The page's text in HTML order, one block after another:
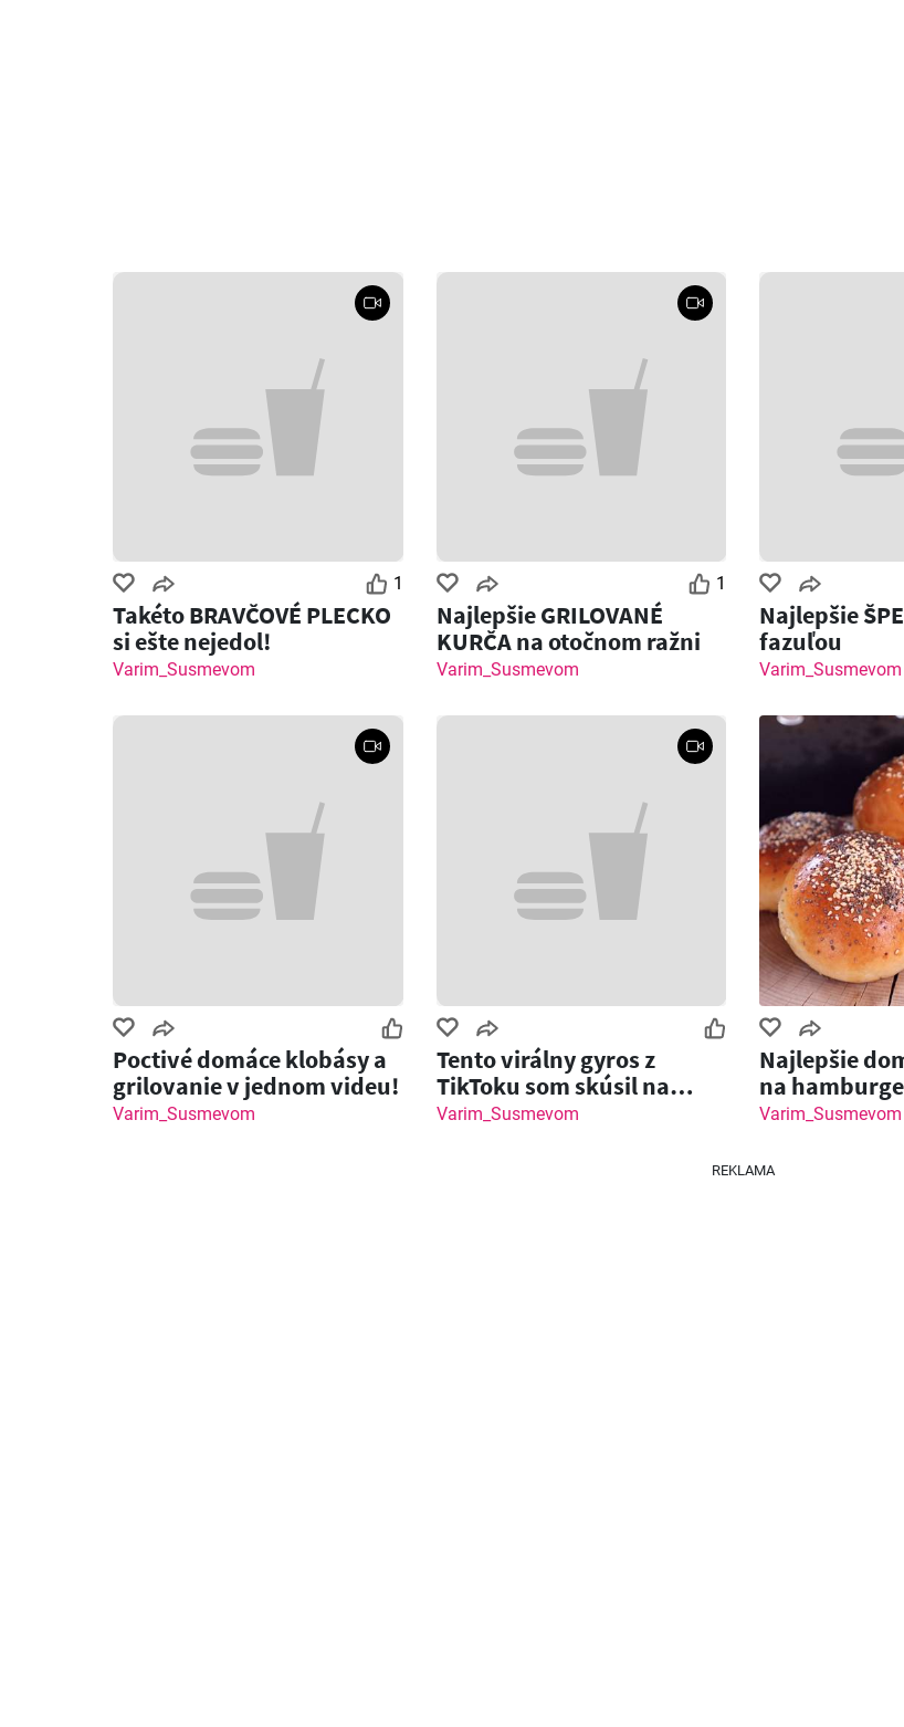
1
Takéto BRAVČOVÉ PLECKO
si ešte nejedol!
Varim_Susmevom
1
Najlepšie GRILOVANÉ
KURČA na otočnom ražni
Varim_Susmevom
Najlepšie
fazuľou
Varim_Susmevom
Poctivé domáce klobásy a
grilovanie v jednom videu!
Varim_Susmevom
Tento virálny gyros z
TikToku som skúsil na
grile… a chutí brutálne!
Varim_Susmevom
Najlepšie
na
Varim_Susmevom
REKLAMA